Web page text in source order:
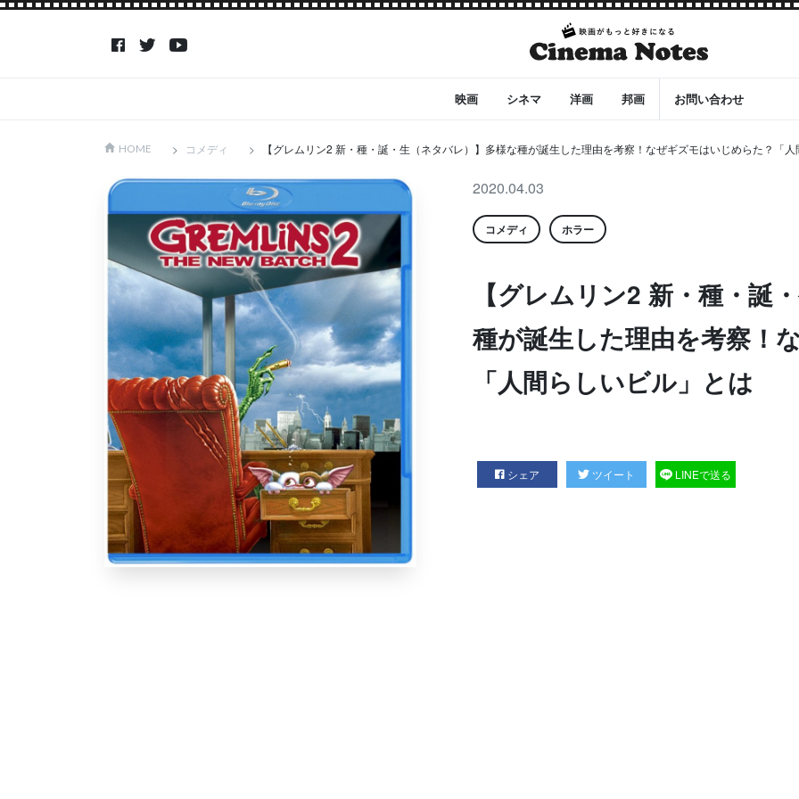
映画 シネマ 洋画 邦画 お問い合わせ
HOME コメディ 【グレムリン2 新・種・誕・生（ネタバレ）】多様な種が誕生した理由を考察！なぜギズモはいじめらた？「
2020.04.03
コメディ ホラー
【グレムリン2 新・種・誕
種が誕生した理由を考察！
「人間らしいビル」とは
シェア ツイート LINEで送る